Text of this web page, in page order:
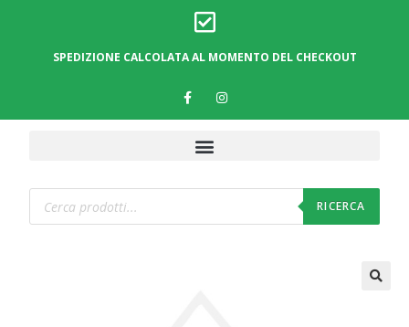
SPEDIZIONE CALCOLATA AL MOMENTO DEL CHECKOUT
RICERCA